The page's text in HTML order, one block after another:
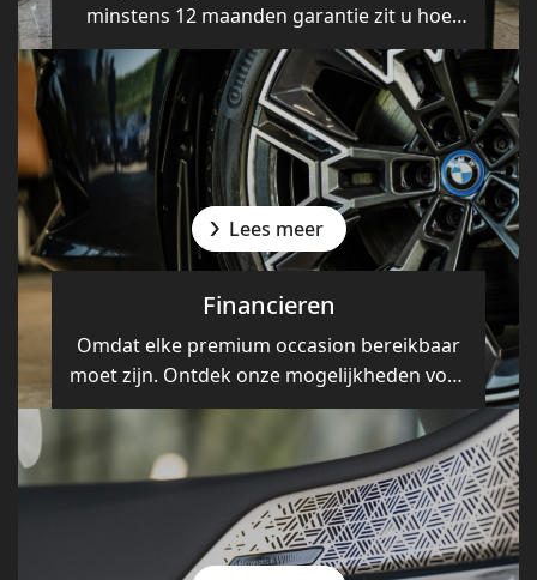
minstens 12 maanden garantie zit u hoe
dan ook goed.
Lees meer
Financieren
Omdat elke premium occasion bereikbaar
moet zijn. Ontdek onze mogelijkheden voor
financiering.